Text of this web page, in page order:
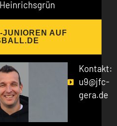
JUNIOREN AUF
Kontakt:
u9@jfc-
gera.de